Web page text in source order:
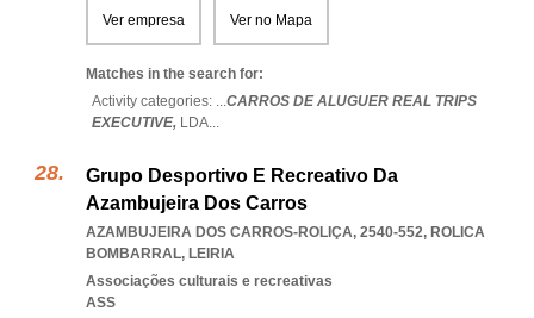
Ver empresa Ver no Mapa
Matches in the search for:
Activity categories: ...CARROS DE ALUGUER REAL TRIPS
EXECUTIVE, LDA...
Grupo Desportivo E Recreativo Da
Azambujeira Dos Carros
AZAMBUJEIRA DOS CARROS-ROLIÇA, 2540-552, ROLICA
BOMBARRAL, LEIRIA
Associações culturais e recreativas
ASS